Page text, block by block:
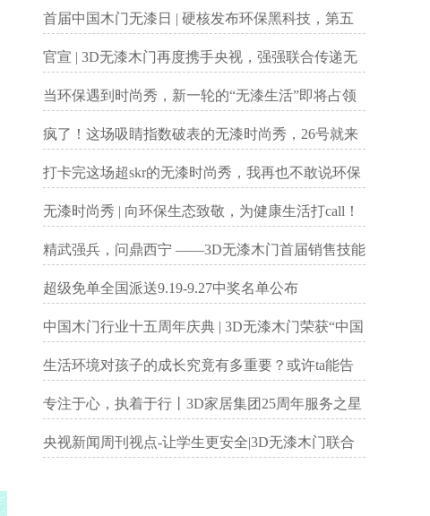
大品牌”桂冠
首届中国木门无漆日 | 硬核发布环保黑科技，第五
代无漆技术引发行业环保再升级！
官宣 | 3D无漆木门再度携手央视，强强联合传递无
漆环保理念！
当环保遇到时尚秀，新一轮的“无漆生活”即将占领
成都！
疯了！这场吸睛指数破表的无漆时尚秀，26号就来
成都啦！
打卡完这场超skr的无漆时尚秀，我再也不敢说环保
家居不够时尚了……
无漆时尚秀 | 向环保生态致敬，为健康生活打call！
用25年不变初心演绎无漆“新时尚”
精武强兵，问鼎西宁 ——3D无漆木门首届销售技能
大赛西北赛区决赛
超级免单全国派送9.19-9.27中奖名单公布
中国木门行业十五周年庆典 | 3D无漆木门荣获“中国
木门行业市场知名品牌”
生活环境对孩子的成长究竟有多重要？或许ta能告
诉你……
专注于心，执着于行丨3D家居集团25周年服务之星
评选结果出炉啦
央视新闻周刊视点-让学生更安全|3D无漆木门联合